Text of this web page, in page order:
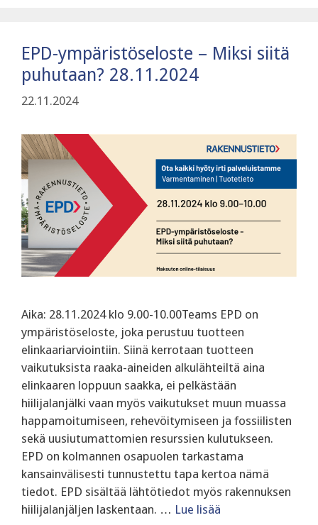
EPD-ympäristöseloste – Miksi siitä
puhutaan? 28.11.2024
22.11.2024
Aika: 28.11.2024 klo 9.00-10.00Teams EPD on
ympäristöseloste, joka perustuu tuotteen
elinkaariarviointiin. Siinä kerrotaan tuotteen
vaikutuksista raaka-aineiden alkulähteiltä aina
elinkaaren loppuun saakka, ei pelkästään
hiilijalanjälki vaan myös vaikutukset muun muassa
happamoitumiseen, rehevöitymiseen ja fossiilisten
sekä uusiutumattomien resurssien kulutukseen.
EPD on kolmannen osapuolen tarkastama
kansainvälisesti tunnustettu tapa kertoa nämä
tiedot. EPD sisältää lähtötiedot myös rakennuksen
hiilijalanjäljen laskentaan. … Lue lisää